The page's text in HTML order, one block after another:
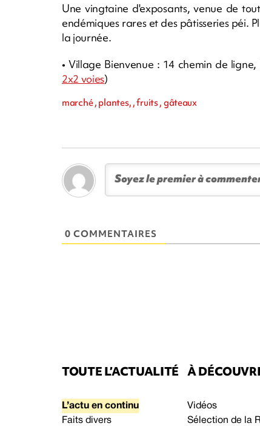
Une vingtaine d'exposants, venue de
endémiques rares et des pâtisseries péi.
la journée.
• Village Bienvenue : 14 chemin de
2x2 voies)
marché , plantes, , fruits , gâteaux
0 COMMENTAIRES
TOUTE L’ACTUALITÉ
L’actu en continu
Faits divers
À
Vidéos
Sélection de la